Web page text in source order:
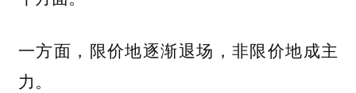
一方面，限价地逐渐退场，非限价地成主
力。